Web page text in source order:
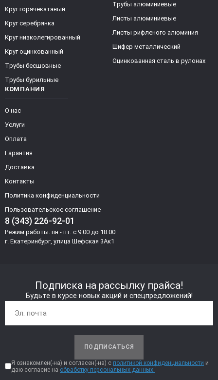
КОМПАНИЯ
О нас
Услуги
Оплата
Гарантия
Доставка
Контакты
Политика конфиденциальности
Пользовательское соглашение
8 (343) 226-92-01
Режим работы: пн - пт: с 9.00 до 18.00
г. Екатеринбург, улица Шефская 3Ак1
Круг горячекатаный
Круг серебрянка
Круг низколегированный
Круг оцинкованный
Трубы бесшовные
Трубы бурильные
Трубы алюминиевые
Листы алюминиевые
Листы рифленого алюминия
Шифер металлический
Оцинкованная сталь в рулонах
Подписка на рассылку прайса!
Будьте в курсе новых акций и спецпредложений!
ПОДПИСАТЬСЯ
Я ознакомлен(-на) и согласен(-на) с политикой конфиденциальности и
даю согласие на обработку персональных данных.